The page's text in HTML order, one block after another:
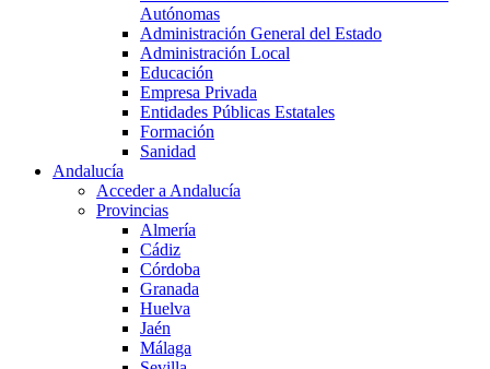
Autónomas
Administración General del Estado
Administración Local
Educación
Empresa Privada
Entidades Públicas Estatales
Formación
Sanidad
Andalucía
Acceder a Andalucía
Provincias
Almería
Cádiz
Córdoba
Granada
Huelva
Jaén
Málaga